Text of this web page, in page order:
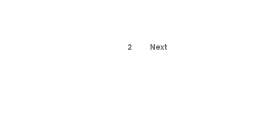
2 Next